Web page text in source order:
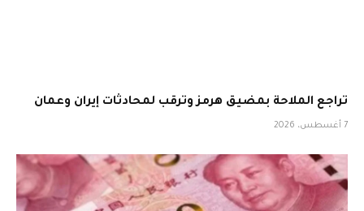
تراجع الملاحة بمضيق هرمز وترقب لمحادثات إيران وعمان
7 أغسطس، 2026